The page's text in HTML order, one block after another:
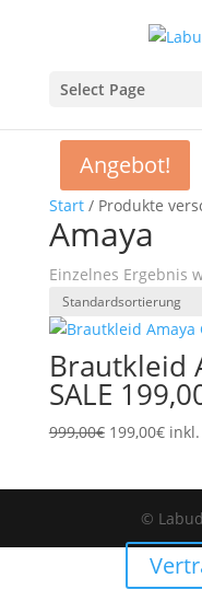
Select Page
Start/ Produkte
Amaya
Einzelnes Ergebnis
Angebot!
Brautkleid
SALE
999,00€ 199,00€
©